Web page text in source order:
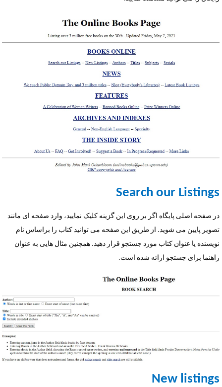
Search our
صفحه اصلی پایگاه اگر بر روی این گزینه کلیک نمایید، وارد صفحه ای مانند
پایین می شوید. از طریق این صفحه می توانید کتاب را براساس نام
یا عنوان کتاب مورد جستجو قرار دهید. همچنین مثال هایی به عنوان
برای جستجو ارائه شده است.
New